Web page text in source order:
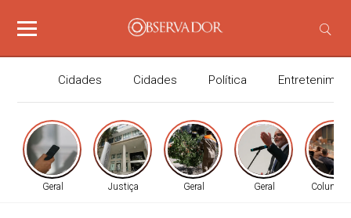
Cidades Cidades Política
Geral Justiça Geral Geral Coluna